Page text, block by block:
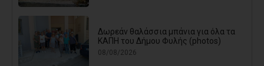
Δωρεάν θαλάσσια μπάνια για όλα τα
ΚΑΠΗ του Δήμου Φυλής (photos)
08/08/2026